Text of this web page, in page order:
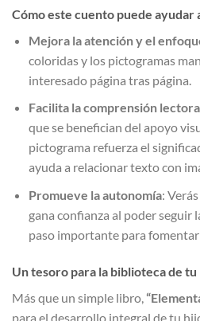
Cómo este cuento puede ayudar
Mejora la atención y el
coloridas y los pictogramas
interesado página tras página.
Facilita la comprensión lectora
que se benefician del apoyo
pictograma refuerza el
ayuda a relacionar texto con
Promueve la autonomía:
gana confianza al poder seguir
paso importante para fomentar
Un tesoro para la biblioteca de tu
Más que un simple libro,
para el desarrollo integral de tu